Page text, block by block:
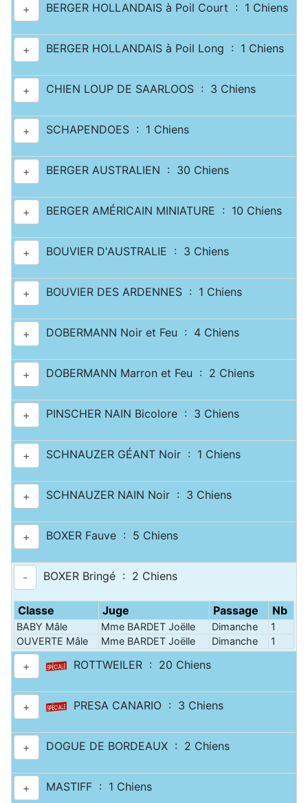
+ BERGER HOLLANDAIS à Poil Court : 1 Chiens
+ BERGER HOLLANDAIS à Poil Long : 1 Chiens
+ CHIEN LOUP DE SAARLOOS : 3 Chiens
+ SCHAPENDOES : 1 Chiens
+ BERGER AUSTRALIEN : 30 Chiens
+ BERGER AMÉRICAIN MINIATURE : 10 Chiens
+ BOUVIER D'AUSTRALIE : 3 Chiens
+ BOUVIER DES ARDENNES : 1 Chiens
+ DOBERMANN Noir et Feu : 4 Chiens
+ DOBERMANN Marron et Feu : 2 Chiens
+ PINSCHER NAIN Bicolore : 3 Chiens
+ SCHNAUZER GÉANT Noir : 1 Chiens
+ SCHNAUZER NAIN Noir : 3 Chiens
+ BOXER Fauve : 5 Chiens
- BOXER Bringé : 2 Chiens
Classe Juge Passage Nb
BABY Mâle Mme BARDET Joëlle Dimanche
1
OUVERTE Mâle
Mme BARDET Joëlle Dimanche 1
+ ROTTWEILER : 20 Chiens
+ PRESA CANARIO : 3 Chiens
+ DOGUE DE BORDEAUX : 2 Chiens
+ MASTIFF : 1 Chiens